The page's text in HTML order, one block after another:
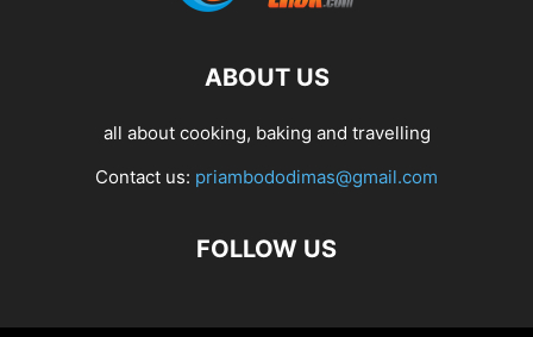
ABOUT US
all about cooking, baking and travelling
Contact us: priambododimas@gmail.com
FOLLOW US